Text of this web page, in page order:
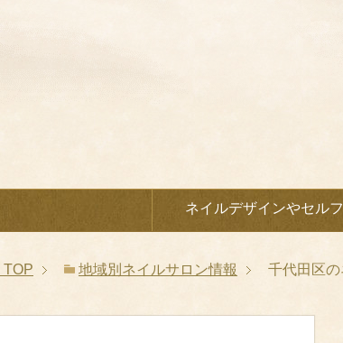
ネイルデザインやセル
TOP 地域別ネイルサロン情報 千代田区